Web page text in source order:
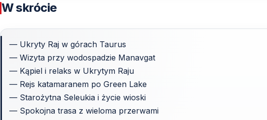
W skrócie
— Ukryty Raj w górach Taurus
— Wizyta przy wodospadzie Manavgat
— Kąpiel i relaks w Ukrytym Raju
— Rejs katamaranem po Green Lake
— Starożytna Seleukia i życie wioski
— Spokojna trasa z wieloma przerwami